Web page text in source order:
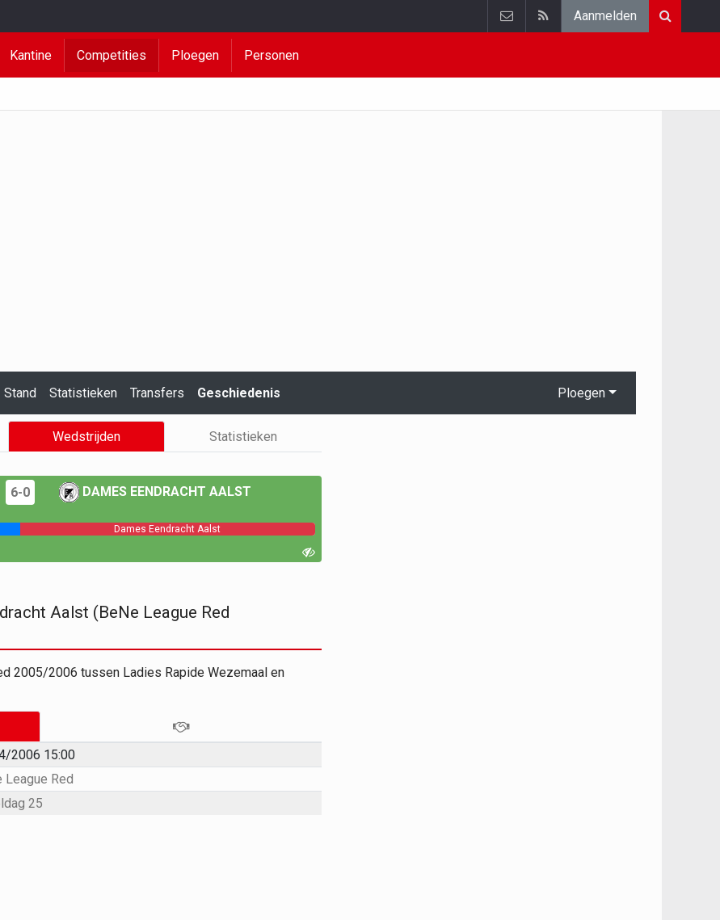
Aanmelden
Kantine Competities Ploegen Personen
Stand Statistieken Transfers Geschiedenis Ploegen
Wedstrijden Statistieken
6-0 DAMES EENDRACHT AALST
Dames Eendracht Aalst
Aalst (BeNe League Red
2005/2006 tussen Ladies Rapide Wezemaal en
2006 15:00
League Red
25